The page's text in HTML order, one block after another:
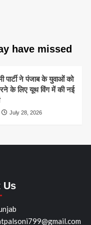
have missed
ने पंजाब के युवाओं को
के लिए यूथ विंग में की नई
July 28, 2026
Us